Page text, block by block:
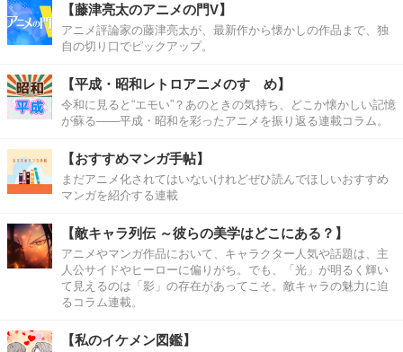
【藤津亮太のアニメの門V】
アニメ評論家の藤津亮太が、最新作から懐かしの作品まで、独
自の切り口でピックアップ。
【平成・昭和レトロアニメのすゝめ】
令和に見ると“エモい”？あのときの気持ち、どこか懐かしい記憶
が蘇る――平成・昭和を彩ったアニメを振り返る連載コラム。
【おすすめマンガ手帖】
まだアニメ化されてはいないけれどぜひ読んでほしいおすすめ
マンガを紹介する連載
【敵キャラ列伝 ～彼らの美学はどこにある？】
アニメやマンガ作品において、キャラクター人気や話題は、主
人公サイドやヒーローに偏りがち。でも、「光」が明るく輝い
て見えるのは「影」の存在があってこそ。敵キャラの魅力に迫
るコラム連載。
【私のイケメン図鑑】